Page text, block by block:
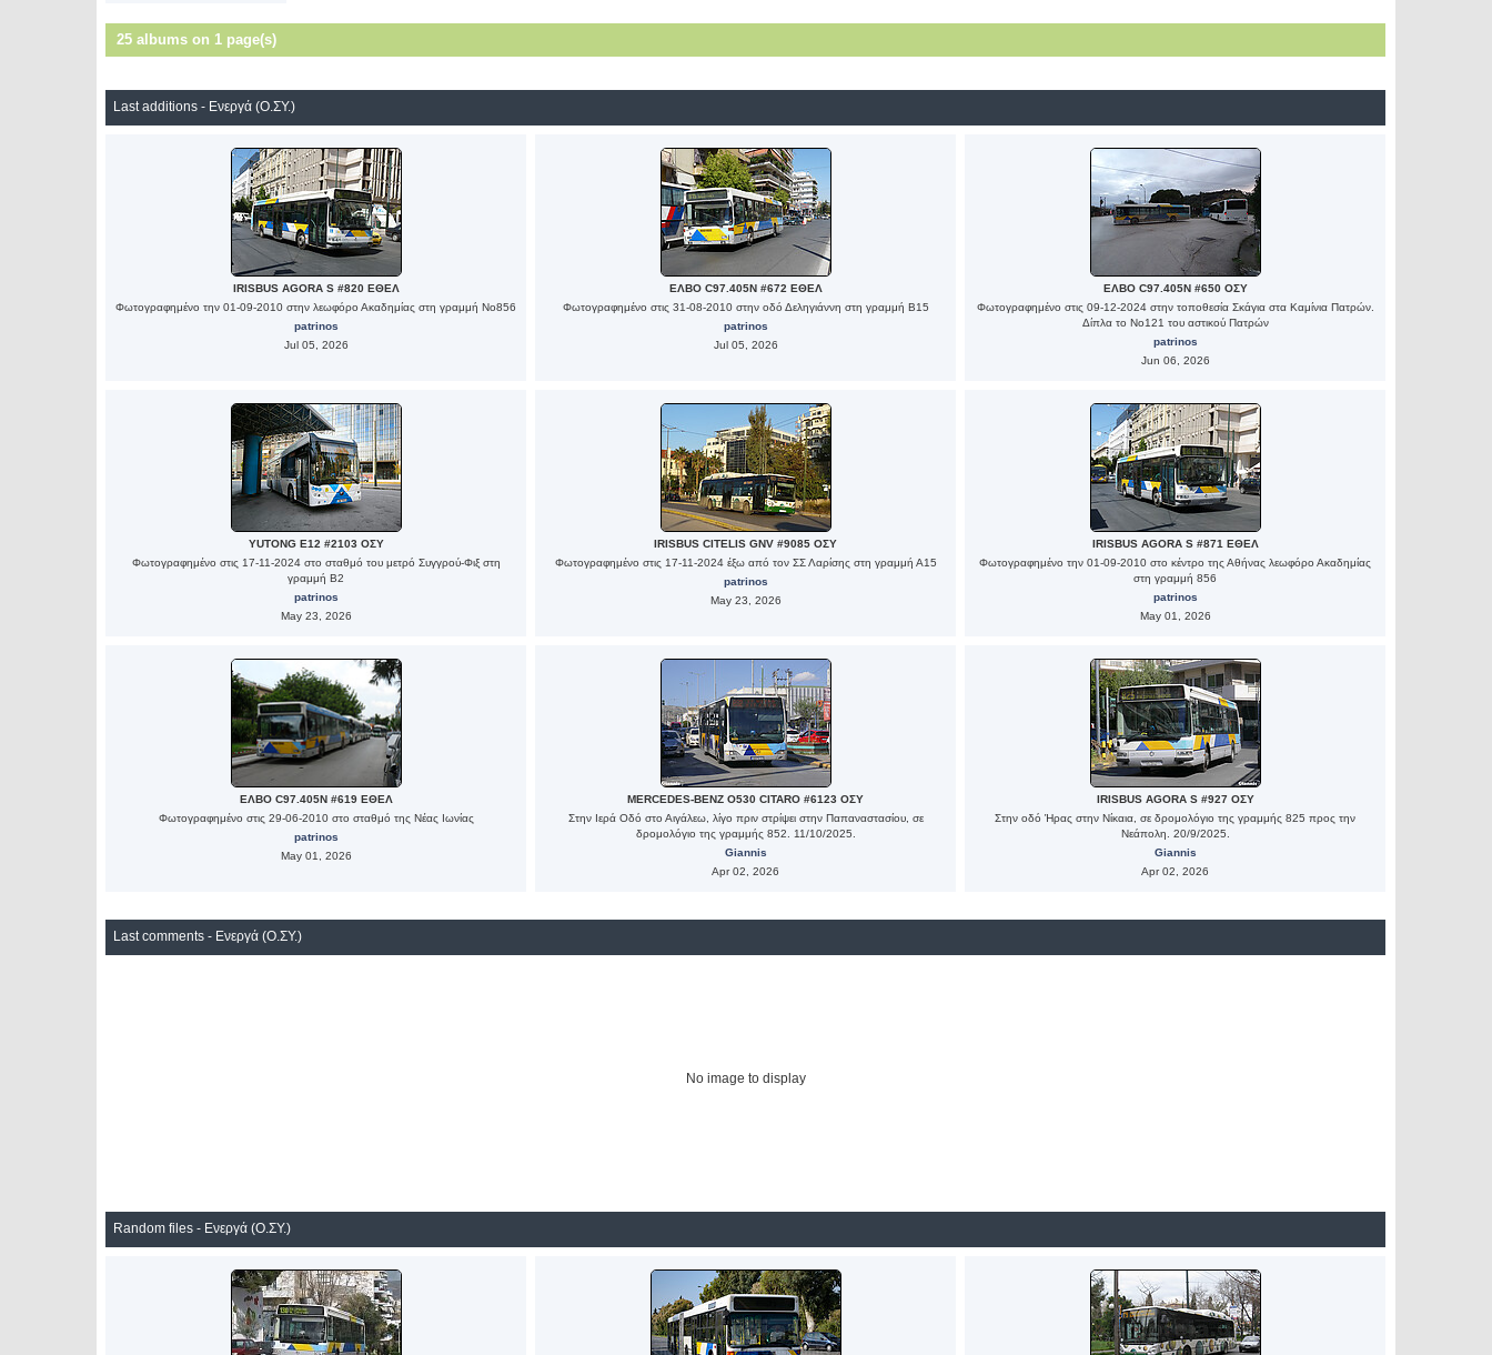
25 albums on 1 page(s)
Last additions - Ενεργά (Ο.ΣΥ.)
IRISBUS AGORA S #820 ΕΘΕΛ
Φωτογραφημένο την 01-09-2010 στην λεωφόρο Ακαδημίας στη γραμμή Νο856
patrinos
Jul 05, 2026
ΕΛΒΟ C97.405N #672 ΕΘΕΛ
Φωτογραφημένο στις 31-08-2010 στην οδό Δεληγιάννη στη γραμμή Β15
patrinos
Jul 05, 2026
ΕΛΒΟ C97.405N #650 ΟΣΥ
Φωτογραφημένο στις 09-12-2024 στην τοποθεσία Σκάγια στα Καμίνια Πατρών.
Δίπλα το Νο121 του αστικού Πατρών
patrinos
Jun 06, 2026
YUTONG E12 #2103 ΟΣΥ
Φωτογραφημένο στις 17-11-2024 στο σταθμό του μετρό Συγγρού-Φιξ στη
γραμμή Β2
patrinos
May 23, 2026
IRISBUS CITELIS GNV #9085 ΟΣΥ
Φωτογραφημένο στις 17-11-2024 έξω από τον ΣΣ Λαρίσης στη γραμμή Α15
patrinos
May 23, 2026
IRISBUS AGORA S #871 ΕΘΕΛ
Φωτογραφημένο την 01-09-2010 στο κέντρο της Αθήνας λεωφόρο Ακαδημίας
στη γραμμή 856
patrinos
May 01, 2026
ΕΛΒΟ C97.405N #619 ΕΘΕΛ
Φωτογραφημένο στις 29-06-2010 στο σταθμό της Νέας Ιωνίας
patrinos
May 01, 2026
MERCEDES-BENZ O530 CITARO #6123 ΟΣΥ
Στην Ιερά Οδό στο Αιγάλεω, λίγο πριν στρίψει στην Παπαναστασίου, σε
δρομολόγιο της γραμμής 852. 11/10/2025.
Giannis
Apr 02, 2026
IRISBUS AGORA S #927 ΟΣΥ
Στην οδό Ήρας στην Νίκαια, σε δρομολόγιο της γραμμής 825 προς την
Νεάπολη. 20/9/2025.
Giannis
Apr 02, 2026
Last comments - Ενεργά (Ο.ΣΥ.)
No image to display
Random files - Ενεργά (Ο.ΣΥ.)